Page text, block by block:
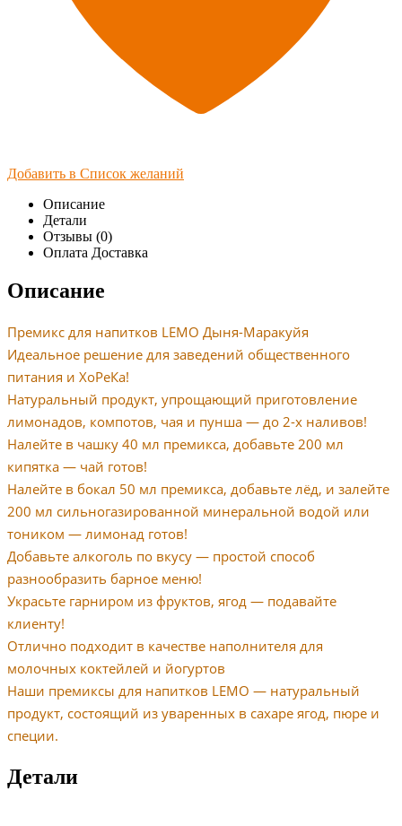
Добавить в Список желаний
Описание
Детали
Отзывы (0)
Оплата Доставка
Описание
Премикс для напитков LEMO Дыня-Маракуйя
Идеальное решение для заведений общественного
питания и ХоРеКа!
Натуральный продукт, упрощающий приготовление
лимонадов, компотов, чая и пунша — до 2-х наливов!
Налейте в чашку 40 мл премикса, добавьте 200 мл
кипятка — чай готов!
Налейте в бокал 50 мл премикса, добавьте лёд, и залейте
200 мл сильногазированной минеральной водой или
тоником — лимонад готов!
Добавьте алкоголь по вкусу — простой способ
разнообразить барное меню!
Украсьте гарниром из фруктов, ягод — подавайте
клиенту!
Отлично подходит в качестве наполнителя для
молочных коктейлей и йогуртов
Наши премиксы для напитков LEMO — натуральный
продукт, состоящий из уваренных в сахаре ягод, пюре и
специи.
Детали